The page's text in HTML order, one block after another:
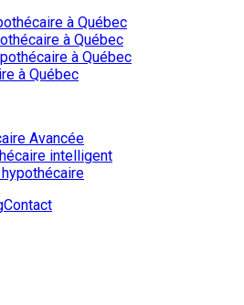
à Québec
à Québec
à Québec
à Québec
Avancée
intelligent
Contact